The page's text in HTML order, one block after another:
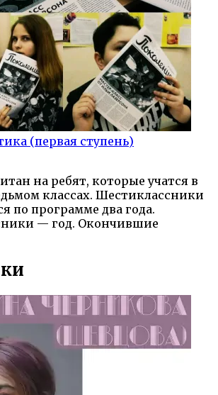
(первая ступень)
на ребят, которые учатся в
классах. Шестиклассники
по программе два года.
— год. Окончившие